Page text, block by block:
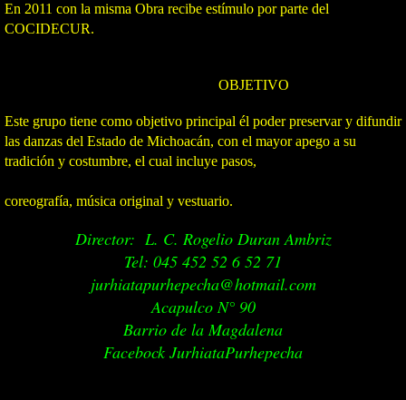
Los Niños Bailadores
Fotos Viejitas
Informacion
Videos
Martin Salgado Artesano De Mascaras
Juan Valencia Villalobos Artesano de
En 2011 con la misma Obra recibe estímulo por parte del
COCIDECUR.
OBJETIVO
Este grupo tiene como objetivo principal él poder preservar y difundir
las danzas del Estado de Michoacán, con el mayor apego a su
tradición y costumbre, el cual incluye pasos,
coreografía, música original y vestuario.
Director: L. C. Rogelio Duran Ambriz
Tel: 045 452 52 6 52 71
jurhiatapurhepecha@hotmail.com
Acapulco N° 90
Barrio de la Magdalena
Facebock JurhiataPurhepecha